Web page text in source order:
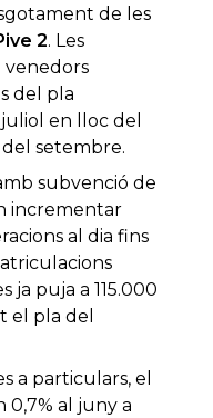
de les
2. Les
venedors
del pla
en lloc del
setembre.
subvenció de
incrementar
al dia fins
ja puja a 115.000
el pla del
a particulars, el
0,7% al juny a